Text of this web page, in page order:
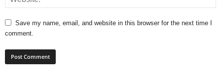
Save my name, email, and website in this browser for the next time I
comment.